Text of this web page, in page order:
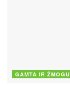
GAMTA IR